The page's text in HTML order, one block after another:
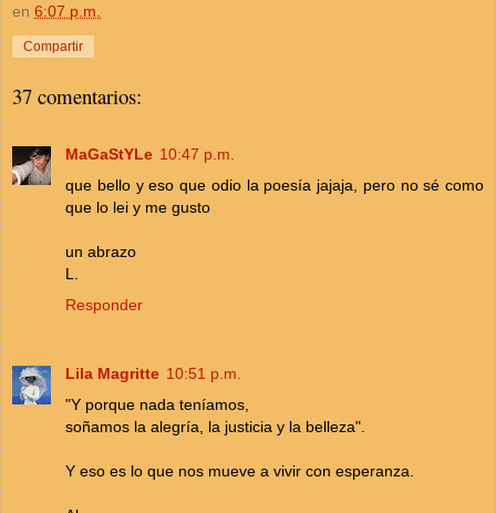
en 6:07 p.m.
Compartir
37 comentarios:
MaGaStYLe 10:47 p.m.
que bello y eso que odio la poesía jajaja, pero no sé como
que lo lei y me gusto
un abrazo
L.
Responder
Lila Magritte 10:51 p.m.
"Y porque nada teníamos,
soñamos la alegría, la justicia y la belleza".
Y eso es lo que nos mueve a vivir con esperanza.